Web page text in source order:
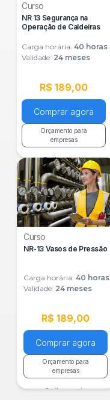
Curso
NR 13 Segurança na
Operação de Caldeiras
Carga horária: 40 horas
Validade: 24 meses
R$ 189,00
Comprar agora
Orçamento para
empresas
Saiba mais
Curso
NR-13 Vasos de Pressão
Carga horária: 40 horas
Validade: 24 meses
R$ 189,00
Comprar agora
Orçamento para
empresas
Saiba mais